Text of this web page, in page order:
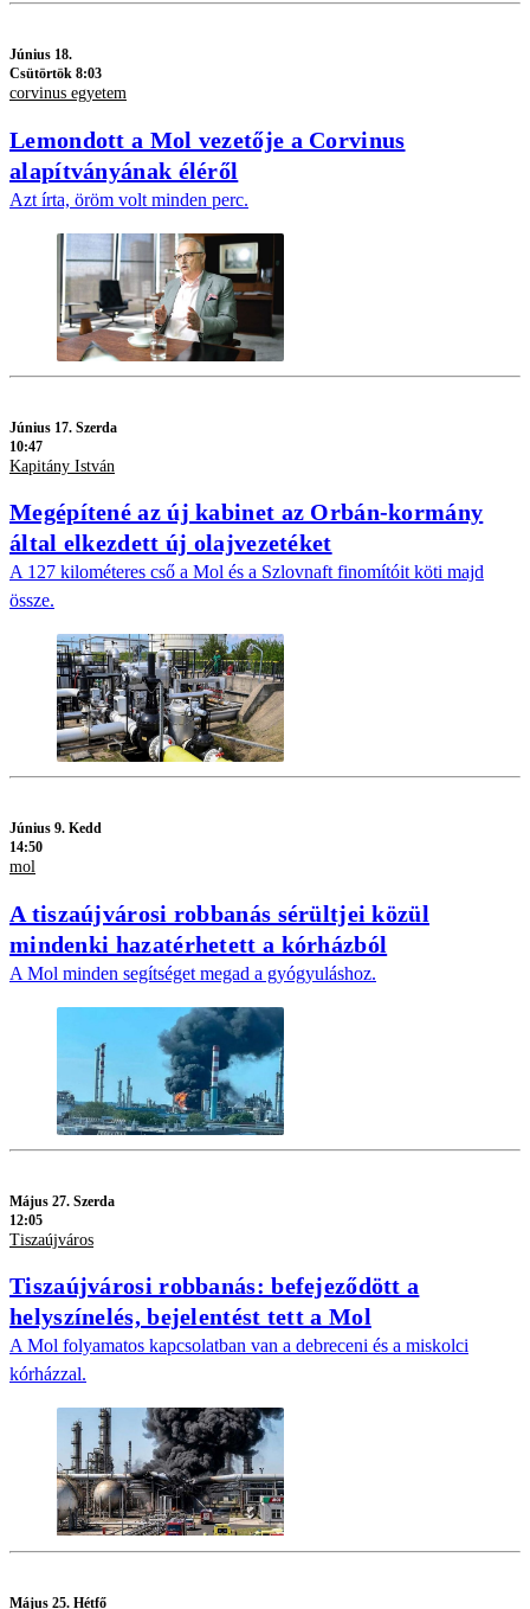
Június 18.
Csütörtök 8:03
corvinus egyetem
Lemondott a Mol vezetője a Corvinus
alapítványának éléről
Azt írta, öröm volt minden perc.
Június 17. Szerda
10:47
Kapitány István
Megépítené az új kabinet az Orbán-kormány
által elkezdett új olajvezetéket
A 127 kilométeres cső a Mol és a Szlovnaft finomítóit köti majd
össze.
Június 9. Kedd
14:50
mol
A tiszaújvárosi robbanás sérültjei közül
mindenki hazatérhetett a kórházból
A Mol minden segítséget megad a gyógyuláshoz.
Május 27. Szerda
12:05
Tiszaújváros
Tiszaújvárosi robbanás: befejeződött a
helyszínelés, bejelentést tett a Mol
A Mol folyamatos kapcsolatban van a debreceni és a miskolci
kórházzal.
Május 25. Hétfő